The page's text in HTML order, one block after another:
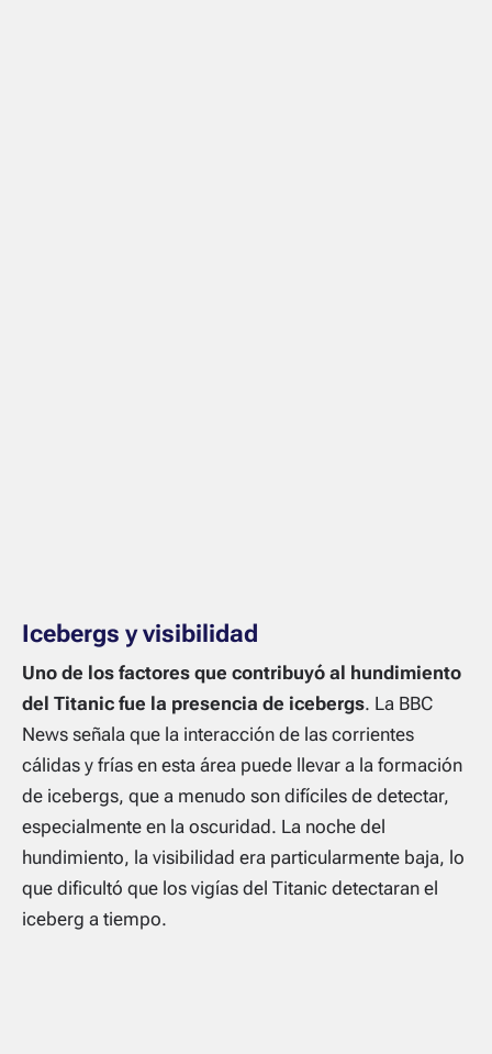
Icebergs y visibilidad
Uno de los factores que contribuyó al hundimiento
del Titanic fue la presencia de icebergs. La BBC
News señala que la interacción de las corrientes
cálidas y frías en esta área puede llevar a la formación
de icebergs, que a menudo son difíciles de detectar,
especialmente en la oscuridad. La noche del
hundimiento, la visibilidad era particularmente baja, lo
que dificultó que los vigías del Titanic detectaran el
iceberg a tiempo.